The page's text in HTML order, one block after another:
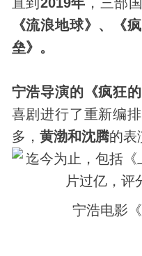
《流浪地球》、《
垒》。
宁浩导演的《疯狂的
喜剧进行了重新编
多， 黄渤和沈腾的表
宁浩电影